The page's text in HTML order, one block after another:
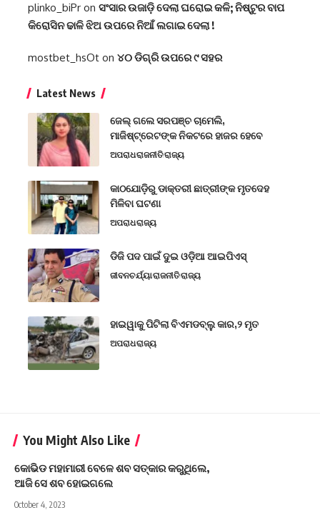
plinko_biPr on ସଂସାର ଉଜାଡ଼ି ଦେଲା ଘରୋଇ କଳି; ନିଷ୍ଟୁର ବାପ
କିରୋସିନ ଢାଳି ଝିଅ ଉପରେ ନିଆଁ ଲଗାଇ ଦେଲା !
mostbet_hsOt on ୪୦ ଡିଗ୍ରି ଉପରେ ୯ ସହର
Latest News
ଜେଲ୍ ଗଲେ ସରପଞ୍ଚ ଚାମେଲି,
ମାଜିଷ୍ଟ୍ରେଟଙ୍କ ନିକଟରେ ହାଜର ହେବେ
ଅପରାଧରାଜନୀତିରାଜ୍ୟ
କାଠଯୋଡ଼ିରୁ ଡାକ୍ତରୀ ଛାତ୍ରୀଙ୍କ ମୃତଦେହ
ମିଳିବା ଘଟଣା
ଅପରାଧରାଜ୍ୟ
ଡିଜି ପଦ ପାଇଁ ଦୁଇ ଓଡ଼ିଆ ଆଇପିଏସ୍
ଜୀବନଚର୍ଯ୍ୟାରାଜନୀତିରାଜ୍ୟ
ହାଇୱାକୁ ପିଟିଲା ବିଏମଡବ୍ଲୁ କାର,୨ ମୃତ
ଅପରାଧରାଜ୍ୟ
You Might Also Like
କୋଭିଡ ମହାମାରୀ ବେଳେ ଶବ ସତ୍କାର କରୁଥିଲେ,
ଆଜି ସେ ଶବ ହୋଇଗଲେ
October 4, 2023